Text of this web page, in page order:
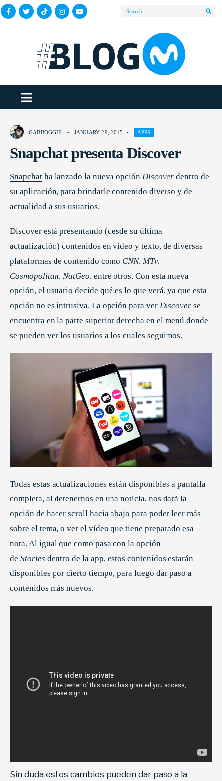
GABBOGGIE • JANUARY 29, 2015 • APPS
Snapchat presenta Discover
Snapchat ha lanzado la nueva opción Discover dentro de
su aplicación, para brindarle contenido diverso y de
actualidad a sus usuarios.
Discover está presentando (desde su última
actualización) contenidos en video y texto, de diversas
plataformas de contenido como CNN, MTv,
Cosmopolitan, NatGeo, entre otros. Con esta nueva
opción, el usuario decide qué es lo que verá, ya que esta
opción no es intrusiva. La opción para ver Discover se
encuentra en la parte superior derecha en el menú donde
se pueden ver los usuarios a los cuales seguimos.
Todas estas actualizaciones están disponibles a pantalla
completa, al detenernos en una noticia, nos dará la
opción de hacer scroll hacia abajo para poder leer más
sobre el tema, o ver el vídeo que tiene preparado esa
nota. Al igual que como pasa con la opción
de Stories dentro de la app, estos contenidos estarán
disponibles por cierto tiempo, para luego dar paso a
contenidos más nuevos.
Sin duda estos cambios pueden dar paso a la